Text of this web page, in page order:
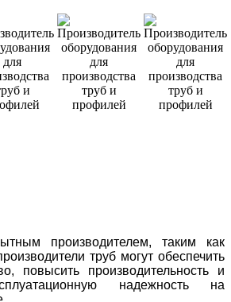
производителем, таким как
труб могут обеспечить
повысить производительность и
надежность на